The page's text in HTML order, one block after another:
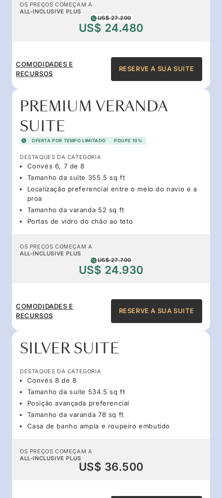
OS PREÇOS COMEÇAM A
ALL-INCLUSIVE PLUS
US$ 27.200
US$ 24.480
COMODIDADES E
RECURSOS
RESERVE A SUA SUITE
PREMIUM VERANDA
SUITE
OFERTA POR TEMPO LIMITADO POUPE 10%
DESTAQUES DA CATEGORIA
Convés 6, 7 de 8
Tamanho da suíte 355.5 sq ft
Localização preferencial entre o meio do navio e a
proa
Tamanho da varanda 52 sq ft
Portas de vidro do chão ao teto
OS PREÇOS COMEÇAM A
ALL-INCLUSIVE PLUS
US$ 27.700
US$ 24.930
COMODIDADES E
RECURSOS
RESERVE A SUA SUITE
SILVER SUITE
DESTAQUES DA CATEGORIA
Convés 8 de 8
Tamanho da suíte 534.5 sq ft
Posição avançada preferencial
Tamanho da varanda 78 sq ft
Casa de banho ampla e roupeiro embutido
OS PREÇOS COMEÇAM A
ALL-INCLUSIVE PLUS
US$ 36.500